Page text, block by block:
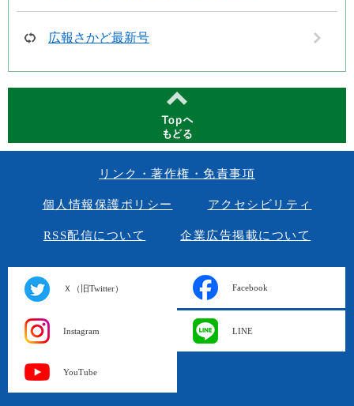
広報さかど最新号
リンク・著作権・免責事項
個人情報保護ポリシー アクセシビリティ
RSS配信について 企業広告掲載について
Ｘ（旧Twitter） Facebook
Instagram LINE
YouTube